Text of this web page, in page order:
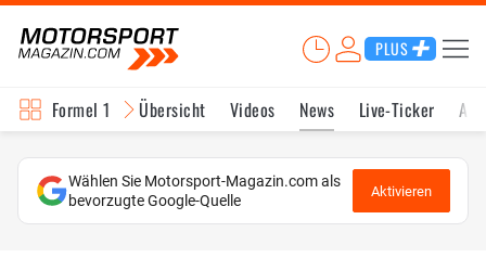
PLUS
Formel 1 Übersicht Videos News Live-Ticker
Wählen Sie Motorsport-Magazin.com als
bevorzugte Google-Quelle
Aktivieren